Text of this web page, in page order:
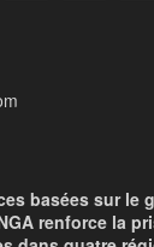
basées sur le
renforce la